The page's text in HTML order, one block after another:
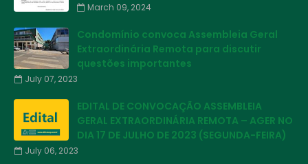
March 09, 2024
Condomínio convoca Assembleia Geral
Extraordinária Remota para discutir
questões importantes
July 07, 2023
EDITAL DE CONVOCAÇÃO ASSEMBLEIA
GERAL EXTRAORDINÁRIA REMOTA – AGER NO
DIA 17 DE JULHO DE 2023 (SEGUNDA-FEIRA)
July 06, 2023